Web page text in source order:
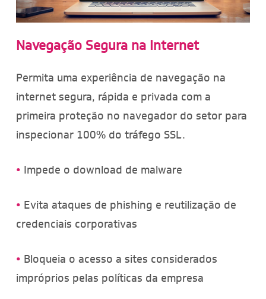
Navegação Segura na Internet
Permita uma experiência de navegação na
internet segura, rápida e privada com a
primeira proteção no navegador do setor para
inspecionar 100% do tráfego SSL.
• Impede o download de malware
• Evita ataques de phishing e reutilização de
credenciais corporativas
• Bloqueia o acesso a sites considerados
impróprios pelas políticas da empresa